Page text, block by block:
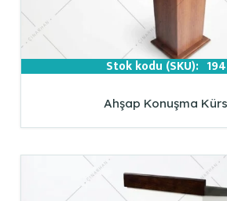
Stok kodu (SKU):
Ahşap Konuşma